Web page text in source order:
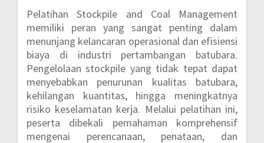
Pelatihan Stockpile and Coal Management
memiliki peran yang sangat penting dalam
menunjang kelancaran operasional dan efisiensi
biaya di industri pertambangan batubara.
Pengelolaan stockpile yang tidak tepat dapat
menyebabkan penurunan kualitas batubara,
kehilangan kuantitas, hingga meningkatnya
risiko keselamatan kerja. Melalui pelatihan ini,
peserta dibekali pemahaman komprehensif
mengenai perencanaan, penataan, dan